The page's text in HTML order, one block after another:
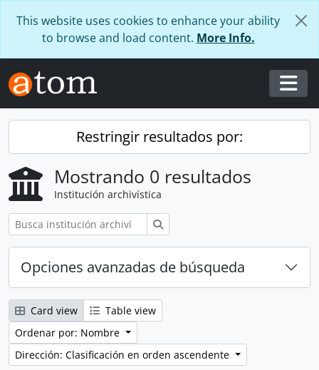
This website uses cookies to enhance your ability
to browse and load content. More Info.
Restringir resultados por:
Mostrando 0 resultados
Institución archivística
Opciones avanzadas de búsqueda
Card view
Table view
Ordenar por: Nombre
Dirección: Clasificación en orden ascendente